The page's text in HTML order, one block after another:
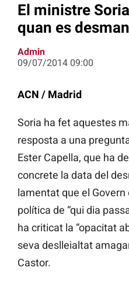
El ministre
quan es
Admin
09/07/2014 09:00
ACN / Madrid
Soria ha fet aquestes
resposta a una
Ester Capella, que ha
concrete la data del
lamentat que el
política de “qui dia
ha criticat la “opacitat
seva deslleialtat
Castor.